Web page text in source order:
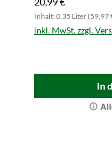
Inhalt: 0.35 Liter (59,97
inkl. MwSt. zzgl.
In